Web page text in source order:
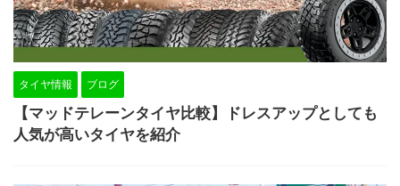
タイヤ情報 ブログ
【マッドテレーンタイヤ比較】ドレスアップとしても
人気が高いタイヤを紹介